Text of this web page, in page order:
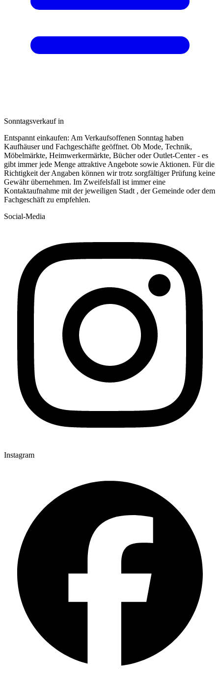
Sonntagsverkauf in
Entspannt einkaufen: Am Verkaufsoffenen Sonntag haben
Kaufhäuser und Fachgeschäfte geöffnet. Ob Mode, Technik,
Möbelmärkte, Heimwerkermärkte, Bücher oder Outlet-Center - es
gibt immer jede Menge attraktive Angebote sowie Aktionen. Für die
Richtigkeit der Angaben können wir trotz sorgfältiger Prüfung keine
Gewähr übernehmen. Im Zweifelsfall ist immer eine
Kontaktaufnahme mit der jeweiligen Stadt , der Gemeinde oder dem
Fachgeschäft zu empfehlen.
Social-Media
Instagram